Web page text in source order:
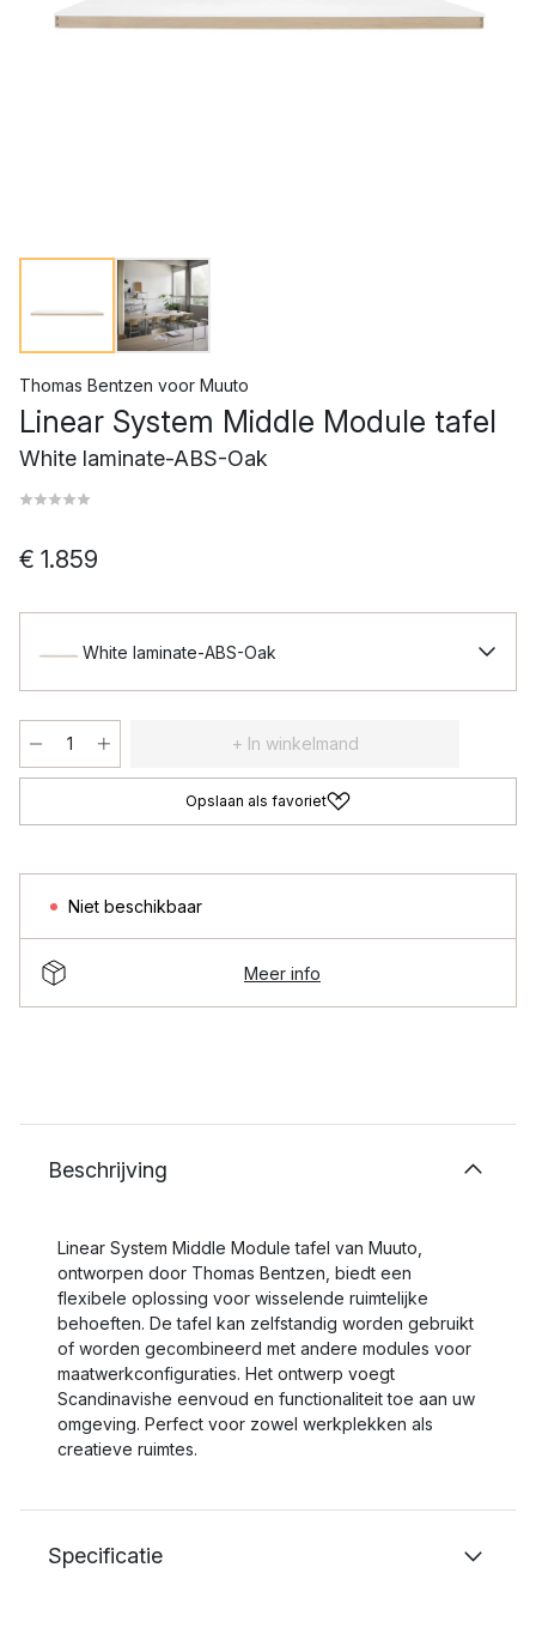
Thomas Bentzen voor Muuto
Linear System Middle Module tafel
White laminate-ABS-Oak
€ 1.859
White laminate-ABS-Oak
+ In winkelmand
Opslaan als favoriet
Niet beschikbaar
Meer info
Beschrijving
Linear System Middle Module tafel van Muuto,
ontworpen door Thomas Bentzen, biedt een
flexibele oplossing voor wisselende ruimtelijke
behoeften. De tafel kan zelfstandig worden gebruikt
of worden gecombineerd met andere modules voor
maatwerkconfiguraties. Het ontwerp voegt
Scandinavishe eenvoud en functionaliteit toe aan uw
omgeving. Perfect voor zowel werkplekken als
creatieve ruimtes.
Specificatie